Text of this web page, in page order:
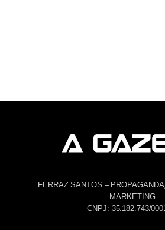
FERRAZ SANTOS –
MARKETING
CNPJ: 35.182.743/